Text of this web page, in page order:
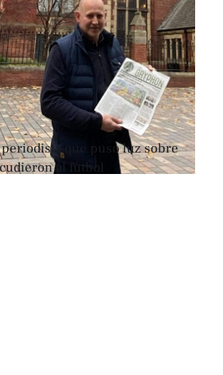
que puso luz sobre
al fútbol